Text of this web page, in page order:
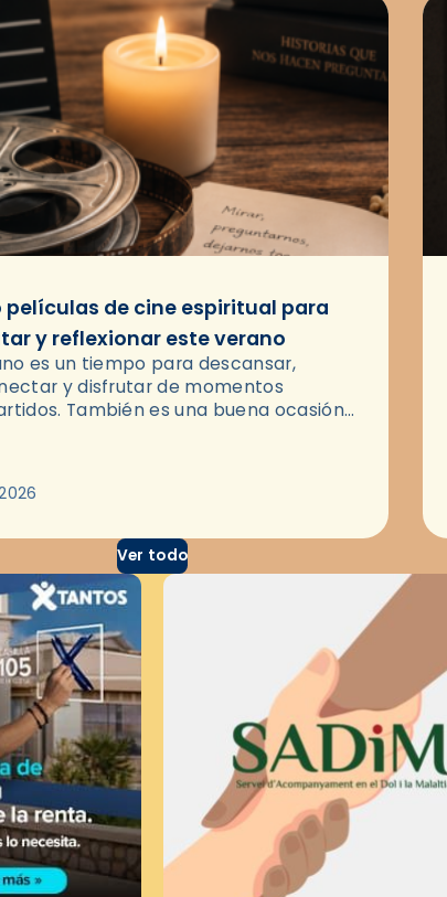
películas de cine espiritual para
y reflexionar este verano
es un tiempo para descansar,
y disfrutar de momentos
También es una buena ocasión
Ver todo